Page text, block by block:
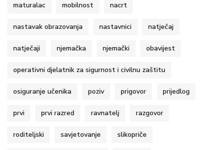
maturalac mobilnost nacrt
nastavak obrazovanja nastavnici natječaj
natječaji njemačka njemački obavijest
operativni djelatnik za sigurnost i civilnu zaštitu
osiguranje učenika poziv prigovor prijedlog
prvi prvi razred ravnatelj razgovor
roditeljski savjetovanje slikopriče